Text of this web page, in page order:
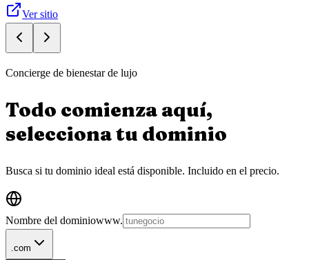
Ver sitio
Concierge de bienestar de lujo
Todo comienza aquí,
selecciona tu dominio
Busca si tu dominio ideal está disponible. Incluido en el precio.
Nombre del dominiowww.
.com